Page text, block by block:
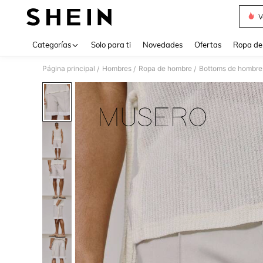
Categorías Solo para ti Novedades Ofertas Ropa
Página principal / Hombres / Ropa de hombre / Bottoms de